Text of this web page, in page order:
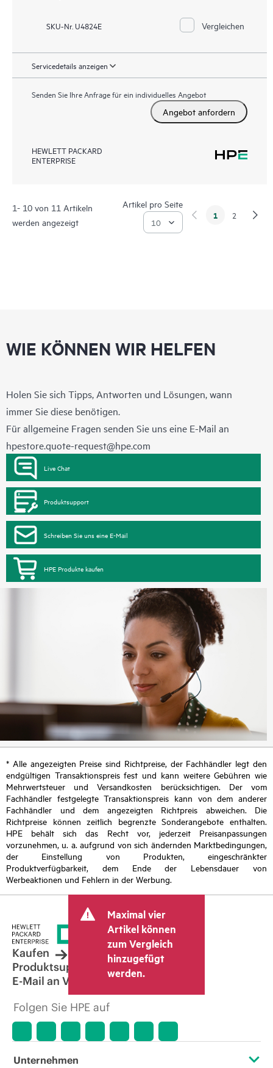
SKU-Nr. U4824E Vergleichen
Servicedetails anzeigen
Senden Sie Ihre Anfrage für ein individuelles Angebot
Angebot anfordern
HEWLETT PACKARD
ENTERPRISE
1- 10 von 11 Artikeln
werden angezeigt
Artikel pro Seite
1 2
WIE KÖNNEN WIR HELFEN
Holen Sie sich Tipps, Antworten und Lösungen, wann
immer Sie diese benötigen.
Für allgemeine Fragen senden Sie uns eine E-Mail an
hpestore.quote-request@hpe.com
Live Chat
Produktsupport
Schreiben Sie uns eine E-Mail
HPE Produkte kaufen
* Alle angezeigten Preise sind Richtpreise, der Fachhändler legt den
endgültigen Transaktionspreis fest und kann weitere Gebühren wie
Mehrwertsteuer und Versandkosten berücksichtigen. Der vom
Fachhändler festgelegte Transaktionspreis kann von dem anderer
Fachhändler und dem angezeigten Richtpreis abweichen. Die
Richtpreise können zeitlich begrenzte Sonderangebote enthalten.
HPE behält sich das Recht vor, jederzeit Preisanpassungen
vorzunehmen, u. a. aufgrund von sich ändernden Marktbedingungen,
der Einstellung von Produkten, eingeschränkter
Produktverfügbarkeit, dem Ende der Lebensdauer von
Werbeaktionen und Fehlern in der Werbung.
Maximal vier
Artikel können
zum Vergleich
hinzugefügt
werden.
Kaufen
Produktsupport
E-Mail an Vertrieb
Folgen Sie HPE auf
Unternehmen